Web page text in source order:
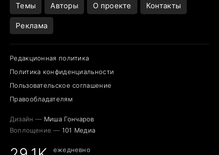
Темы Авторы О проекте Контакты
Реклама
Редакционная политика
Политика конфиденциальности
Пользовательское соглашение
Правообладателям
Дизайн — Миша Гончаров
Воплощение — 101 Медиа
ежедневно